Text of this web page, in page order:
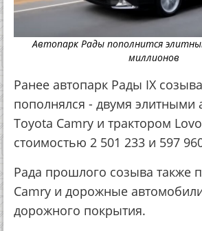
Автопарк Рады пополнится
миллионов
Ранее автопарк Рады IX
пополнялся - двумя элитными
Toyota Camry и трактором
стоимостью 2 501 233 и 597
Рада прошлого созыва также
Camry и дорожные
дорожного покрытия.